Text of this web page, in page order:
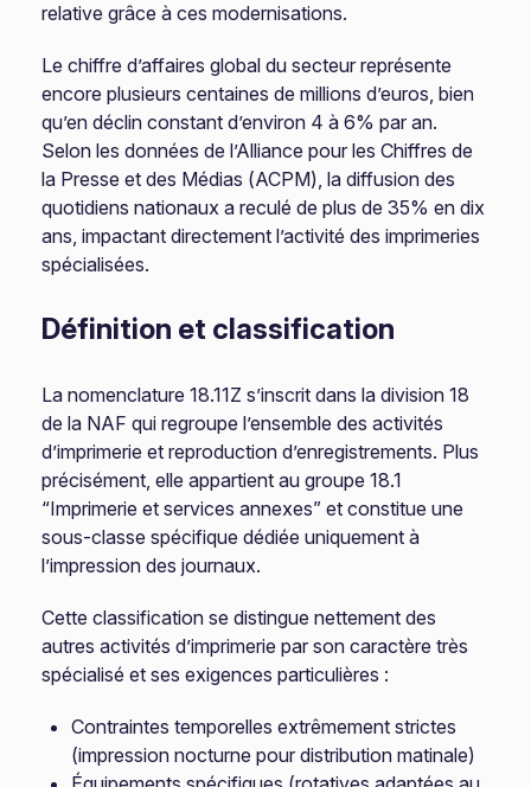
relative grâce à ces modernisations.
Le chiffre d’affaires global du secteur représente
encore plusieurs centaines de millions d’euros, bien
qu’en déclin constant d’environ 4 à 6% par an.
Selon les données de l’Alliance pour les Chiffres de
la Presse et des Médias (ACPM), la diffusion des
quotidiens nationaux a reculé de plus de 35% en dix
ans, impactant directement l’activité des imprimeries
spécialisées.
Définition et classification
La nomenclature 18.11Z s’inscrit dans la division 18
de la NAF qui regroupe l’ensemble des activités
d’imprimerie et reproduction d’enregistrements. Plus
précisément, elle appartient au groupe 18.1
“Imprimerie et services annexes” et constitue une
sous-classe spécifique dédiée uniquement à
l’impression des journaux.
Cette classification se distingue nettement des
autres activités d’imprimerie par son caractère très
spécialisé et ses exigences particulières :
Contraintes temporelles extrêmement strictes
(impression nocturne pour distribution matinale)